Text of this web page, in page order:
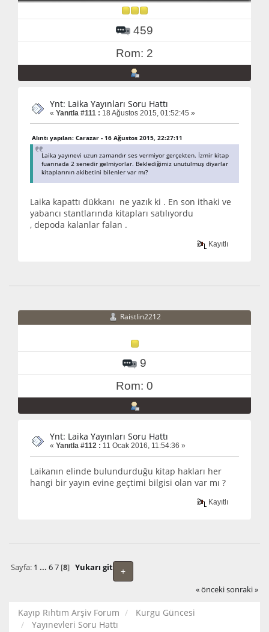
459
Rom: 2
Ynt: Laika Yayınları Soru Hattı
« Yanıtla #111 : 18 Ağustos 2015, 01:52:45 »
Alıntı yapılan: Carazar - 16 Ağustos 2015, 22:27:11
Laika yayınevi uzun zamandır ses vermiyor gerçekten. İzmir kitap
fuarınada 2 senedir gelmiyorlar. Beklediğimiz unutulmuş diyarlar
kitaplarının akibetini bilenler var mı?
Laika kapattı dükkanı ne yazık ki . En son ithaki ve
yabancı stantlarında kitapları satılıyordu
, depoda kalanlar falan .
Kayıtlı
Raistlin2212
9
Rom: 0
Ynt: Laika Yayınları Soru Hattı
« Yanıtla #112 : 11 Ocak 2016, 11:54:36 »
Laikanın elinde bulundurduğu kitap hakları her
hangi bir yayın evine geçtimi bilgisi olan var mı ?
Kayıtlı
+
Sayfa: 1 ... 6 7[8] Yukarı git
« önceki sonraki »
Kayıp Rıhtım Arşiv Forum
Kurgu Güncesi
Yayınevleri Soru Hattı